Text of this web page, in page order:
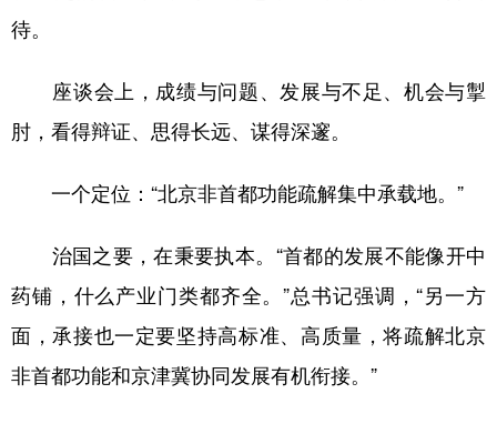
待。
座谈会上，成绩与问题、发展与不足、机会与掣
肘，看得辩证、思得长远、谋得深邃。
一个定位：“北京非首都功能疏解集中承载地。”
治国之要，在秉要执本。“首都的发展不能像开中
药铺，什么产业门类都齐全。”总书记强调，“另一方
面，承接也一定要坚持高标准、高质量，将疏解北京
非首都功能和京津冀协同发展有机衔接。”